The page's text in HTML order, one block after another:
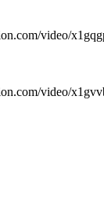
video/
video/